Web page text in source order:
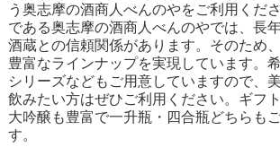
う奥志摩の酒商人べんのやをご利用くだ
である奥志摩の酒商人べんのやでは、長
酒蔵との信頼関係があります。そのため
豊富なラインナップを実現しています。
シリーズなどもご用意していますので、
飲みたい方はぜひご利用ください。ギフ
大吟醸も豊富で一升瓶・四合瓶どちらも
す。